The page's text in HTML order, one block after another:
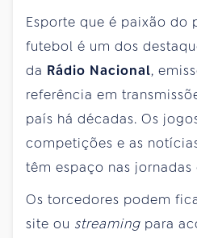
Esporte que é paixão do
futebol é um dos
da Rádio Nacional,
referência em
país há décadas. Os
competições e as
têm espaço nas
Os torcedores podem
site ou streaming para